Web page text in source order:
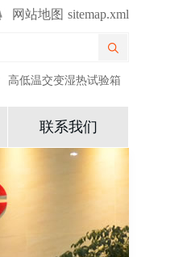
网站地图 sitemap.xml
高低温交变湿热试验箱
联系我们